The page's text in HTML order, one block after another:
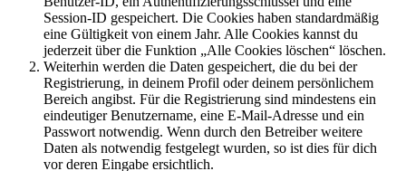
Session-ID gespeichert. Die Cookies haben standardmäßig
eine Gültigkeit von einem Jahr. Alle Cookies kannst du
jederzeit über die Funktion „Alle Cookies löschen“ löschen.
Weiterhin werden die Daten gespeichert, die du bei der
Registrierung, in deinem Profil oder deinem persönlichem
Bereich angibst. Für die Registrierung sind mindestens ein
eindeutiger Benutzername, eine E-Mail-Adresse und ein
Passwort notwendig. Wenn durch den Betreiber weitere
Daten als notwendig festgelegt wurden, so ist dies für dich
vor deren Eingabe ersichtlich.